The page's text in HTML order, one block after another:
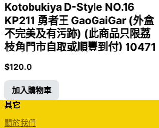
Kotobukiya D-Style NO.16
KP211 勇者王 GaoGaiGar (外盒
不完美及有污跡) (此商品只限荔
枝角門市自取或順豐到付) 10471
$120.0
加入購物車
其它
關於我們